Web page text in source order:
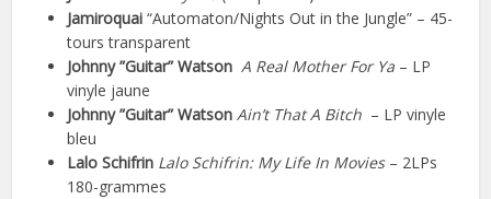
Jamiroquai “Automaton/Nights Out in the Jungle” – 45-
tours transparent
Johnny ”Guitar” Watson A Real Mother For Ya – LP
vinyle jaune
Johnny ”Guitar” Watson Ain’t That A Bitch – LP vinyle
bleu
Lalo Schifrin Lalo Schifrin: My Life In Movies– 2LPs
180-grammes